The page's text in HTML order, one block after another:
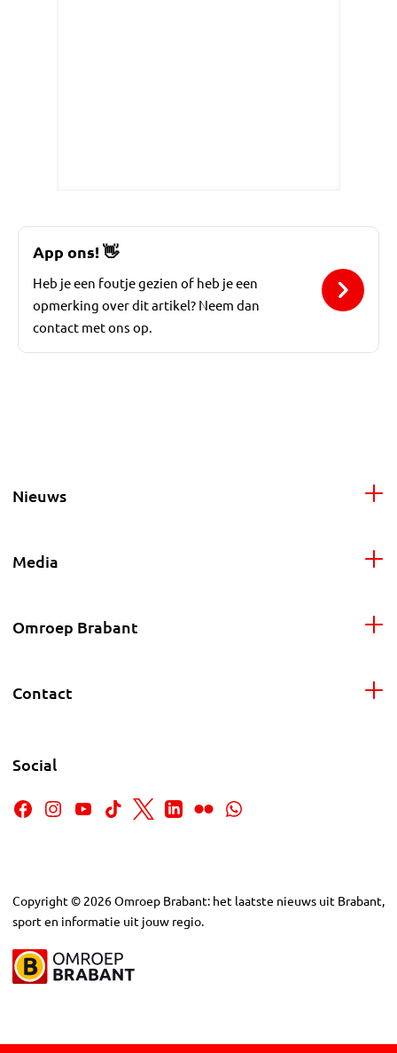
App ons!👋
Heb je een foutje gezien of heb je een
opmerking over dit artikel? Neem dan
contact met ons op.
Nieuws
Media
Omroep Brabant
Contact
Social
Copyright © 2026Omroep Brabant: het laatste nieuws uit Brabant,
sport en informatie uit jouw regio.